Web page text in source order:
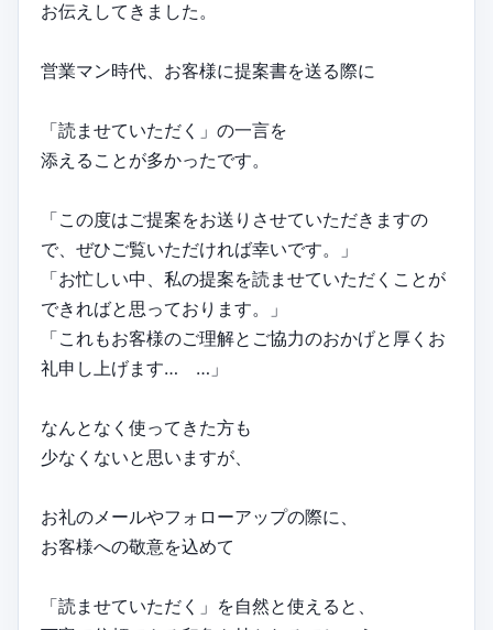
お伝えしてきました。
営業マン時代、お客様に提案書を送る際に
「読ませていただく」の一言を
添えることが多かったです。
「この度はご提案をお送りさせていただきますの
で、ぜひご覧いただければ幸いです。」
「お忙しい中、私の提案を読ませていただくことが
できればと思っております。」
「これもお客様のご理解とご協力のおかげと厚くお
礼申し上げます… …」
なんとなく使ってきた方も
少なくないと思いますが、
お礼のメールやフォローアップの際に、
お客様への敬意を込めて
「読ませていただく」を自然と使えると、